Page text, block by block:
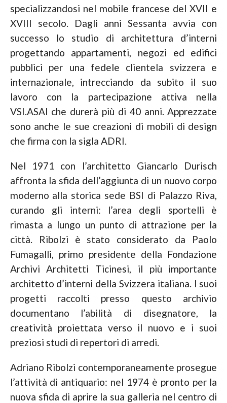
specializzandosi nel mobile francese del XVII e
XVIII secolo. Dagli anni Sessanta avvia con
successo lo studio di architettura d’interni
progettando appartamenti, negozi ed edifici
pubblici per una fedele clientela svizzera e
internazionale, intrecciando da subito il suo
lavoro con la partecipazione attiva nella
VSI.ASAI che durerà più di 40 anni. Apprezzate
sono anche le sue creazioni di mobili di design
che firma con la sigla ADRI.
Nel 1971 con l’architetto Giancarlo Durisch
affronta la sfida dell’aggiunta di un nuovo corpo
moderno alla storica sede BSI di Palazzo Riva,
curando gli interni: l’area degli sportelli è
rimasta a lungo un punto di attrazione per la
città. Ribolzi è stato considerato da Paolo
Fumagalli, primo presidente della Fondazione
Archivi Architetti Ticinesi, il più importante
architetto d’interni della Svizzera italiana. I suoi
progetti raccolti presso questo archivio
documentano l’abilità di disegnatore, la
creatività proiettata verso il nuovo e i suoi
preziosi studi di repertori di arredi.
Adriano Ribolzi contemporaneamente prosegue
l’attività di antiquario: nel 1974 è pronto per la
nuova sfida di aprire la sua galleria nel centro di